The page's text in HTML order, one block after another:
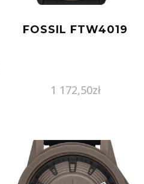
FOSSIL FTW4019
1 172,50zł